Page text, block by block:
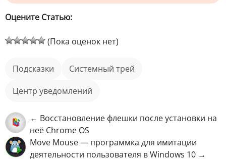
Оцените Статью:
(Пока оценок нет)
подсказки
системный трей
центр уведомлений
← Восстановление флешки после установки на
неё Chrome OS
Move Mouse — программка для имитации
деятельности пользователя в Windows 10 →